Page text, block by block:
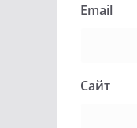
Email
Сайт